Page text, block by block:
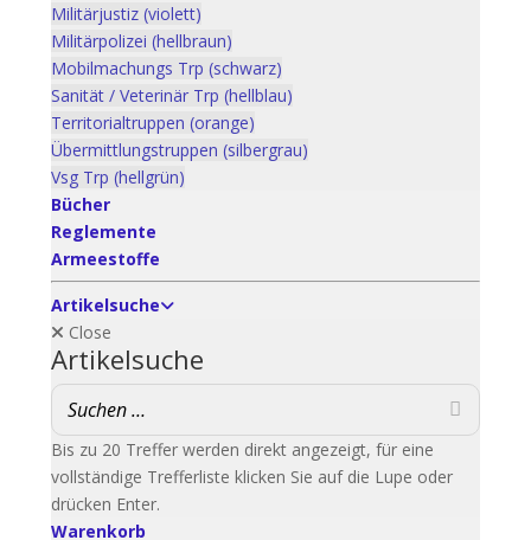
Militärjustiz (violett)
Militärpolizei (hellbraun)
Mobilmachungs Trp (schwarz)
Sanität / Veterinär Trp (hellblau)
Territorialtruppen (orange)
Übermittlungstruppen (silbergrau)
Vsg Trp (hellgrün)
Bücher
Reglemente
Armeestoffe
Artikelsuche
Close
Artikelsuche
Bis zu 20 Treffer werden direkt angezeigt, für eine
vollständige Trefferliste klicken Sie auf die Lupe oder
drücken Enter.
Warenkorb